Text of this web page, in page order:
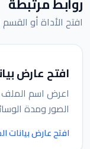
افتح الأداة أو
افتح عارض
اعرض اسم الملف
الصور ومدة
افتح عارض بيانات